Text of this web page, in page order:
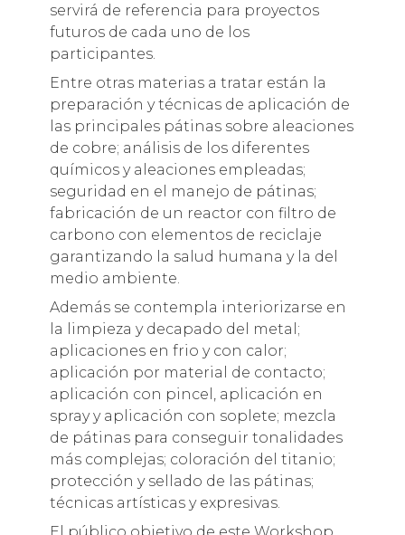
servirá de referencia para proyectos
futuros de cada uno de los
participantes.
Entre otras materias a tratar están la
preparación y técnicas de aplicación de
las principales pátinas sobre aleaciones
de cobre; análisis de los diferentes
químicos y aleaciones empleadas;
seguridad en el manejo de pátinas;
fabricación de un reactor con filtro de
carbono con elementos de reciclaje
garantizando la salud humana y la del
medio ambiente.
Además se contempla interiorizarse en
la limpieza y decapado del metal;
aplicaciones en frio y con calor;
aplicación por material de contacto;
aplicación con pincel, aplicación en
spray y aplicación con soplete; mezcla
de pátinas para conseguir tonalidades
más complejas; coloración del titanio;
protección y sellado de las pátinas;
técnicas artísticas y expresivas.